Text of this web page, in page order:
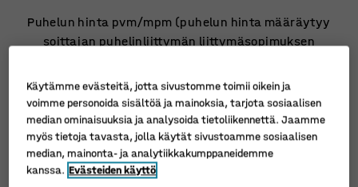
Puhelun hinta pvm/mpm (puhelun hinta määräytyy
soittajan puhelinliittymän liittymäsopimuksen
Voit lähettää myös sähköpostia osoitteeseen
info@ajtuotteet.fi.
Puhelin
Vastaamme
Käytämme evästeitä, jotta sivustomme toimii oikein ja
voimme personoida sisältöä ja mainoksia, tarjota sosiaalisen
median ominaisuuksia ja analysoida tietoliikennettä. Jaamme
myös tietoja tavasta, jolla käytät sivustoamme sosiaalisen
median, mainonta- ja analytiikkakumppaneidemme
kanssa. Evästeiden käyttö